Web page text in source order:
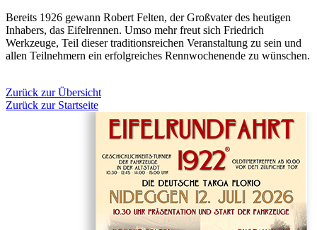
Bereits 1926 gewann Robert Felten, der Großvater des heutigen
Inhabers, das Eifelrennen. Umso mehr freut sich Friedrich
Werkzeuge, Teil dieser traditionsreichen Veranstaltung zu sein und
allen Teilnehmern ein erfolgreiches Rennwochenende zu wünschen.
Zurück zur Übersicht
Zurück zur Startseite